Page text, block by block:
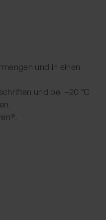
und in einen
und bei −20 °C